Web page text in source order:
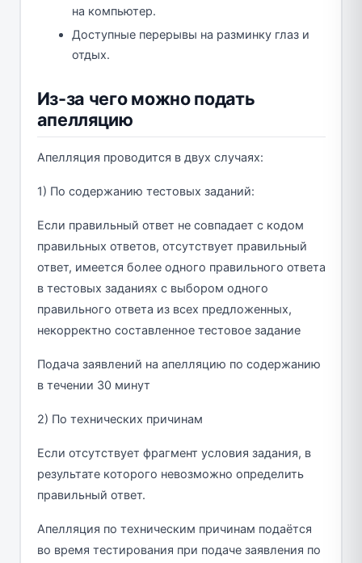
на компьютер.
Доступные перерывы на разминку глаз и
отдых.
Из-за чего можно подать
апелляцию
Апелляция проводится в двух случаях:
1) По содержанию тестовых заданий:
Если правильный ответ не совпадает с кодом
правильных ответов, отсутствует правильный
ответ, имеется более одного правильного ответа
в тестовых заданиях с выбором одного
правильного ответа из всех предложенных,
некорректно составленное тестовое задание
Подача заявлений на апелляцию по содержанию
в течении 30 минут
2) По технических причинам
Если отсутствует фрагмент условия задания, в
результате которого невозможно определить
правильный ответ.
Апелляция по техническим причинам подаётся
во время тестирования при подаче заявления по